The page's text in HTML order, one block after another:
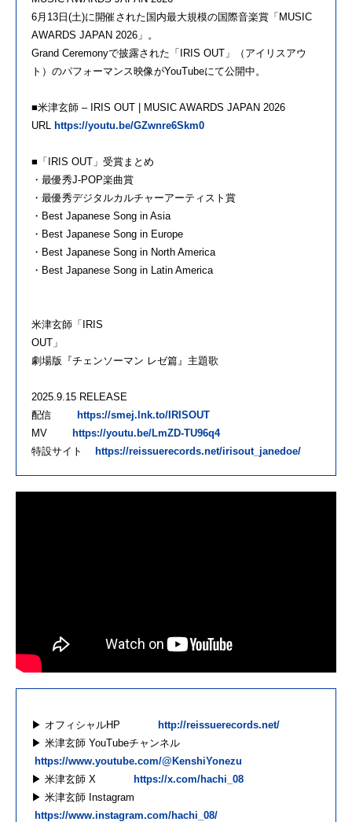
6月13日(土)に開催された国内最大規模の国際音楽賞「MUSIC
AWARDS JAPAN 2026」。
Grand Ceremonyで披露された「IRIS OUT」（アイリスアウ
ト）のパフォーマンス映像がYouTubeにて公開中。
■米津玄師 – IRIS OUT | MUSIC AWARDS JAPAN 2026
URL https://youtu.be/GZwnre6Skm0
■「IRIS OUT」受賞まとめ
・最優秀J-POP楽曲賞
・最優秀デジタルカルチャーアーティスト賞
・Best Japanese Song in Asia
・Best Japanese Song in Europe
・Best Japanese Song in North America
・Best Japanese Song in Latin America
米津玄師「IRIS
OUT」
劇場版『チェンソーマン レゼ篇』主題歌
2025.9.15 RELEASE
配信
https://smej.lnk.to/IRISOUT
MV
https://youtu.be/LmZD-TU96q4
特設サイト
https://reissuerecords.net/irisout_janedoe/
▶︎ オフィシャルHP http://reissuerecords.net/
▶︎ 米津玄師 YouTubeチャンネル
https://www.youtube.com/@KenshiYonezu
▶︎ 米津玄師 X https://x.com/hachi_08
▶︎ 米津玄師 Instagram
https://www.instagram.com/hachi_08/